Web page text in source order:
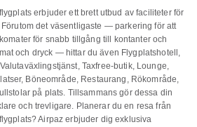
erbjuder ett brett utbud av faciliteter för
det väsentligaste — parkering för att
för snabb tillgång till kontanter och
och dryck — hittar du även Flygplatshotell,
Taxfree-butik, Lounge,
Böneområde, Restaurang, Rökområde,
på plats. Tillsammans gör dessa din
och trevligare. Planerar du en resa från
Airpaz erbjuder dig exklusiva